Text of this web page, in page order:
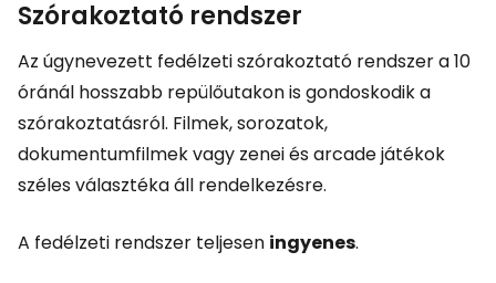
Szórakoztató rendszer
Az úgynevezett fedélzeti szórakoztató rendszer a 10
óránál hosszabb repülőutakon is gondoskodik a
szórakoztatásról. Filmek, sorozatok,
dokumentumfilmek vagy zenei és arcade játékok
széles választéka áll rendelkezésre.
A fedélzeti rendszer teljesen ingyenes.